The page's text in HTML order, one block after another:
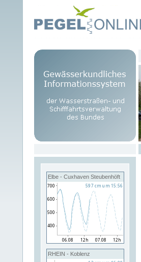
Elbe - Cuxhaven Steubenhöft
RHEIN - Koblenz